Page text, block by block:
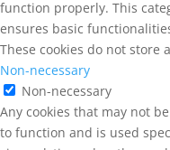
function properly. This
ensures basic
These cookies do not store
Non-necessary
Non-necessary
Any cookies that may not
to function and is used